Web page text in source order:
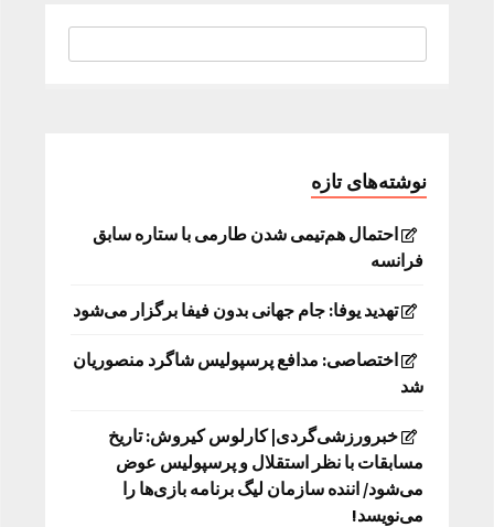
نوشته‌های تازه
احتمال هم‌تیمی شدن طارمی با ستاره سابق
فرانسه
تهدید یوفا: جام جهانی بدون فیفا برگزار می‌شود
اختصاصی: مدافع پرسپولیس شاگرد منصوریان
شد
خبرورزشی‌گردی| کارلوس کیروش: تاریخ
مسابقات با نظر استقلال و پرسپولیس عوض
می‌شود/ اننده سازمان لیگ برنامه بازی‌ها را
می‌نویسد!